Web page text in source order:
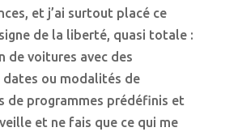
et j’ai surtout placé ce
de la liberté, quasi totale :
de voitures avec des
ou modalités de
de programmes prédéfinis et
et ne fais que ce qui me